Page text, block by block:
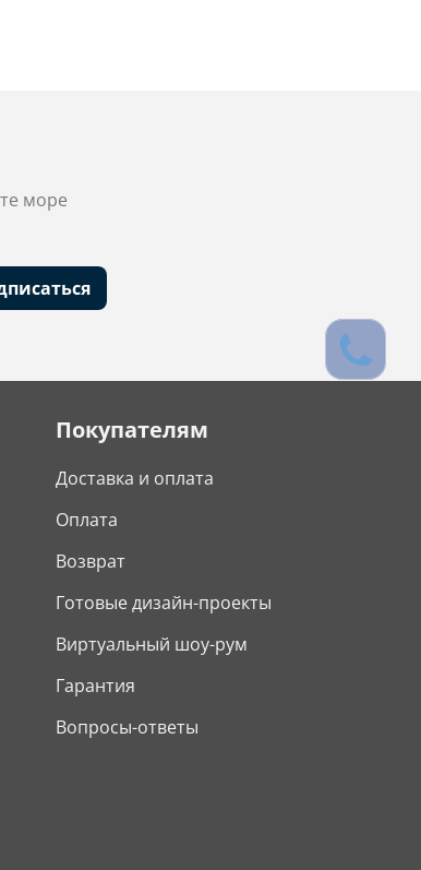
море
Покупателям
Доставка и оплата
Оплата
Возврат
Готовые дизайн-проекты
Виртуальный шоу-рум
Гарантия
Вопросы-ответы